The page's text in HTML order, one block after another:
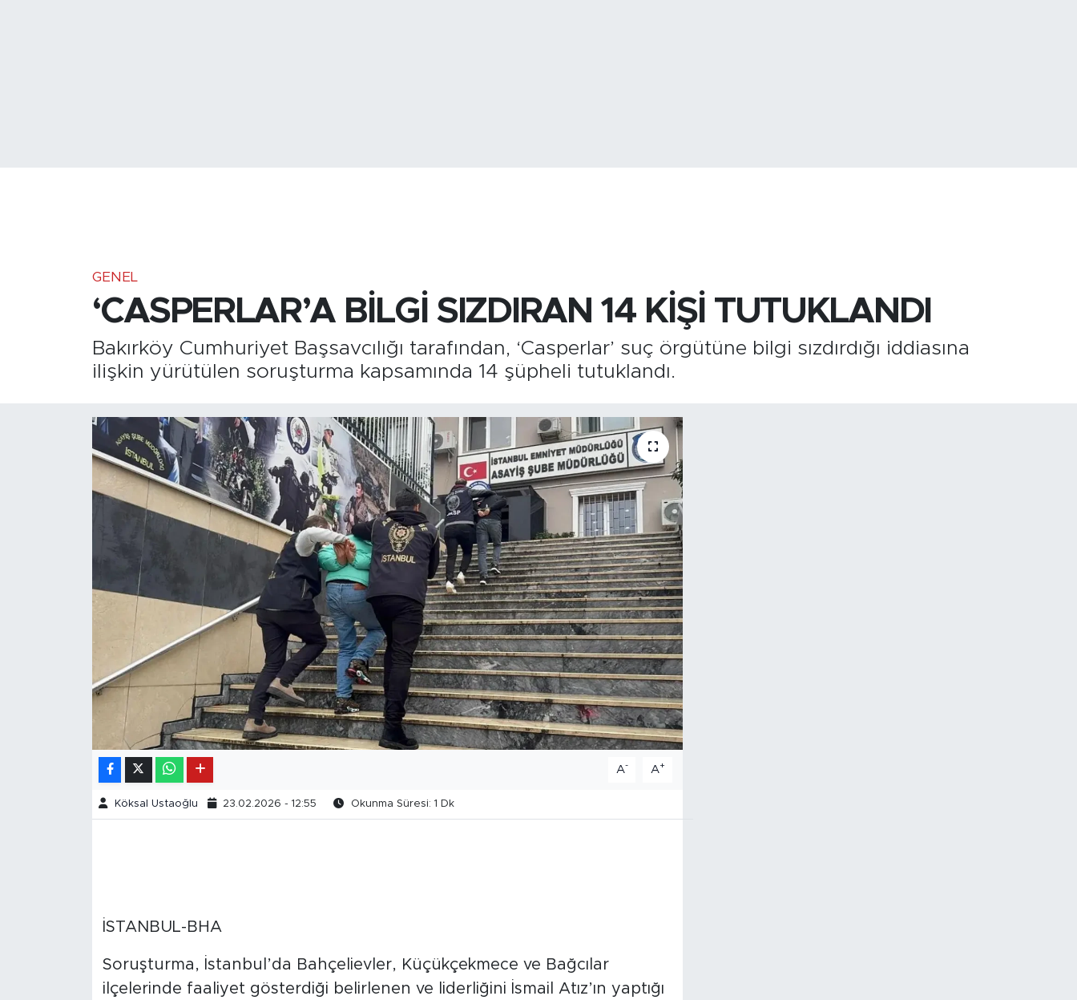
GENEL
‘CASPERLAR’A BİLGİ SIZDIRAN 14 KİŞİ TUTUKLANDI
Bakırköy Cumhuriyet Başsavcılığı tarafından, ‘Casperlar’ suç örgütüne bilgi sızdırdığı iddiasına
ilişkin yürütülen soruşturma kapsamında 14 şüpheli tutuklandı.
A- A+
Köksal Ustaoğlu 23.02.2026 - 12:55 Okunma Süresi: 1 Dk
İSTANBUL-BHA
Soruşturma, İstanbul’da Bahçelievler, Küçükçekmece ve Bağcılar
ilçelerinde faaliyet gösterdiği belirlenen ve liderliğini İsmail Atız’ın yaptığı
Köşe Yazarları
Ulusal Son Dakika Haberleri